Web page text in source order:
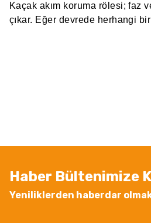
Kaçak akım koruma rölesi; faz
çıkar. Eğer devrede herhangi
Ürün bilgilerinde hatalar bulunuyor.
Bu ürüne benzer farklı alternatifler
Haber Bültenimize
Yeniliklerden haberdar